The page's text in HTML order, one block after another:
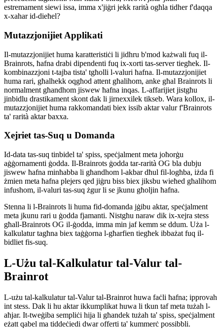
estremament siewi issa, imma x'jiġri jekk rarità ogħla tidher f'daqqa
x-xahar id-dieħel?
Mutazzjonijiet Applikati
Il-mutazzjonijiet huma karatteristiċi li jidhru b'mod każwali fuq il-
Brainrots, ħafna drabi dipendenti fuq ix-xorti tas-server tiegħek. Il-
kombinazzjoni t-tajba tista' tgħolli l-valuri ħafna. Il-mutazzjonijiet
huma rari, għalhekk oqgħod attent għalihom, anke għal Brainrots li
normalment għandhom jiswew ħafna inqas. L-affarijiet jistgħu
jinbidlu drastikament skont dak li jirnexxilek tikseb. Wara kollox, il-
mutazzjonijiet huma rakkomandati biex issib aktar valur f'Brainrots
ta' rarità aktar baxxa.
Xejriet tas-Suq u Domanda
Id-data tas-suq tinbidel ta' spiss, speċjalment meta joħorġu
aġġornamenti ġodda. Il-Brainrots ġodda tar-rarità OG bla dubju
jiswew ħafna minħabba li għandhom l-akbar dħul fil-logħba, iżda fi
żmien meta ħafna plejers qed jiġru biss biex jiksbu wieħed għalihom
infushom, il-valuri tas-suq żgur li se jkunu għoljin ħafna.
Stenna li l-Brainrots li huma fid-domanda jġibu aktar, speċjalment
meta jkunu rari u ġodda fjamanti. Nistgħu naraw dik ix-xejra stess
għall-Brainrots OG il-ġodda, imma min jaf kemm se ddum. Uża l-
kalkulatur tagħna biex taġġorna l-għarfien tiegħek ibbażat fuq il-
bidliet fis-suq.
L-Użu tal-Kalkulatur tal-Valur tal-
Brainrot
L-użu tal-kalkulatur tal-Valur tal-Brainrot huwa faċli ħafna; ipprovah
int stess. Dak li hu aktar ikkumplikat huwa li tkun taf meta tużah l-
aħjar. It-tweġiba sempliċi hija li għandek tużah ta' spiss, speċjalment
eżatt qabel ma tiddeċiedi dwar offerti ta' kummerċ possibbli.